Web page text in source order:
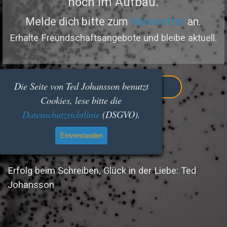
Die Seite von Ted Johansson benutzt
Cookies, lese bitte die
Datenschutzrichtlinie(DSGVO).
Einverstanden
Melde dich bitte zum Newsletter an.
Erhalte Freundschaftsangebote und bleibe aktuell.
< < Go back home
Erfolg beim Schreiben, Glück in der Liebe: Ted
Johansson